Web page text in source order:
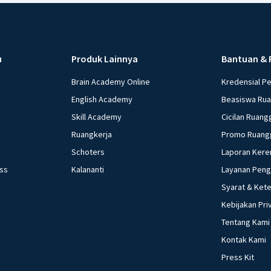
dolar mengalami
barang impor
Bank Indonesia
membayar
Membeli surat
bank umum
dan pinjaman Ketika kebutuhan kedelai meningkat dan petani gagal panen
karena
pemerintah
sebelumnya b.
mahal c.
Meningkatkan
Membatasi impor
Produk Lainnya
Brain Academy Online
English Academy
Skill Academy
Ruangkerja
Schoters
Kalananti
Bantuan &
Kredensial
Beasiswa
Cicilan
Promo
Laporan
Layanan
Syarat &
Kebijakan
Tentang Kami
Kontak Kami
Press Kit